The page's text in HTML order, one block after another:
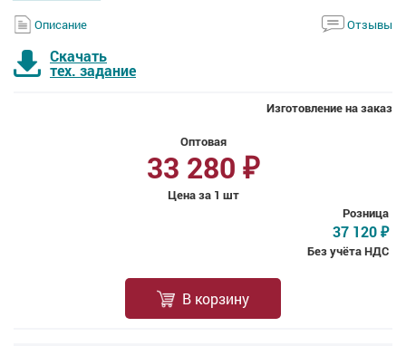
Описание Отзывы
Скачать
тех. задание
Изготовление на заказ
Оптовая
33 280 ₽
Цена за 1 шт
Розница
37 120 ₽
Без учёта НДС
В корзину